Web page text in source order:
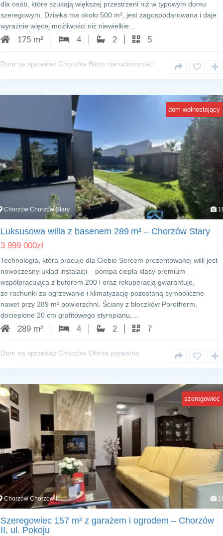
dla osób, które szukają większej przestrzeni niż w typowym domu
szeregowym. Działka ma około 500 m², jest zagospodarowana i daje
wyraźnie więcej możliwości niż niewielkie…
175 m² 4 2 5
Dom na sprzedaż Chorzów Biuro nieruchomości
dom wolnostojący
Chorzów Chorzów Stary
Luksusowa willa z basenem 289 m² – Chorzów Stary
3 999 000zł
Technologia, która pracuje dla Ciebie Sercem prezentowanej willi jest
nowoczesny układ instalacji – pompa ciepła klasy premium
współpracująca z buforem 200 l oraz rekuperacją gwarantuje,
że rachunki za ogrzewanie i klimatyzację pozostaną symboliczne
nawet przy 289 m² powierzchni. Ściany z bloczków Porotherm,
docieplone 20 cm grafitowego styropianu,…
289 m² 4 2 7
Dom na sprzedaż Chorzów Oferta prywatna
szeregowiec
Chorzów Chorzów II
Szeregowiec 157 m² z garażem i ogrodem – Chorzów
II, ul. Pokoju